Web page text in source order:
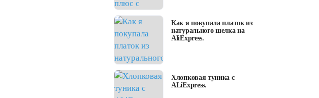
Как я покупала платок из
натурального шелка на
AliExpress.
Хлопковая туника с
ALiExpress.